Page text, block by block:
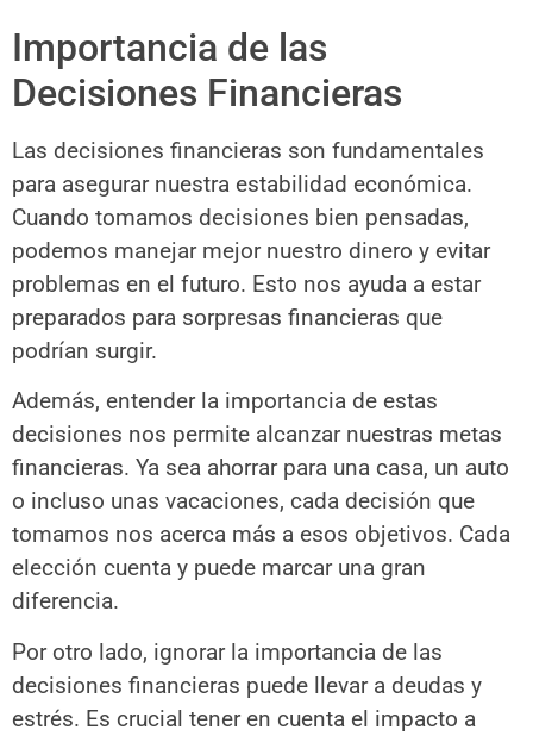
Importancia de las
Decisiones Financieras
Las decisiones financieras son fundamentales
para asegurar nuestra estabilidad económica.
Cuando tomamos decisiones bien pensadas,
podemos manejar mejor nuestro dinero y evitar
problemas en el futuro. Esto nos ayuda a estar
preparados para sorpresas financieras que
podrían surgir.
Además, entender la importancia de estas
decisiones nos permite alcanzar nuestras metas
financieras. Ya sea ahorrar para una casa, un auto
o incluso unas vacaciones, cada decisión que
tomamos nos acerca más a esos objetivos. Cada
elección cuenta y puede marcar una gran
diferencia.
Por otro lado, ignorar la importancia de las
decisiones financieras puede llevar a deudas y
estrés. Es crucial tener en cuenta el impacto a